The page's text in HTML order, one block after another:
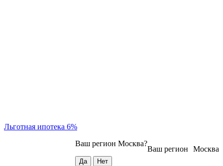
Льготная ипотека 6%
Москва
Ваш регион
Ваш регион Москва?